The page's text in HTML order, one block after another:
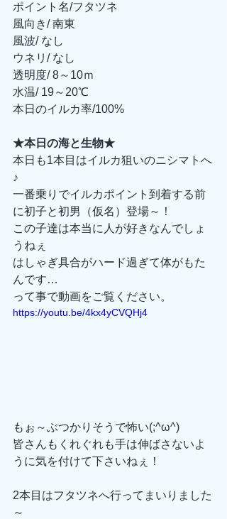
ポイント名/フタツネ
風向き/ 南東
風波/ なし
ウネリ/ なし
透明度/ 8～10ｍ
水温/ 19～20℃
本日のイルカ率/100%
★本日の海と生物★
本日も1本目はイルカ狙いのニシマトへ
♪
一番乗りでイルカポイント到着する前
に初子と初男（仮名）登場～！
この子達は本当に人が好きなんでしょ
うねぇ
はしゃぎ具合がハード過ぎて体がもた
んです…
って事で動画をご覧ください。
https://youtu.be/4kx4yCVQHj4
もぉ～ぶつかりそうで怖い(;^ω^)
皆さんもくれぐれも手は伸ばさないよ
うに気を付けて下さいねぇ！
2本目はフタツネへ行ってまいりました
～